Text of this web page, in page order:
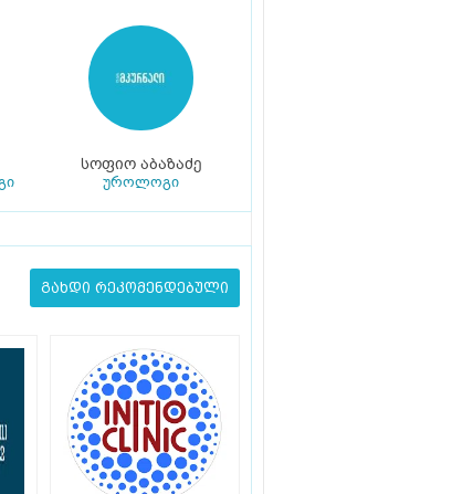
სოფიო აბაზაძე
უროლოგი
გახდი რეკომენდებული